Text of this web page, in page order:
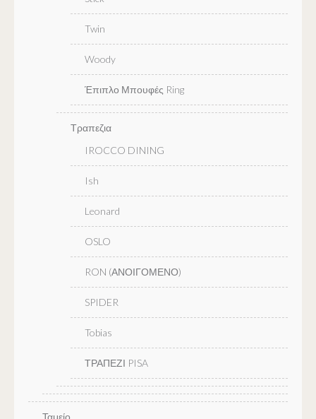
Twin
Woody
Έπιπλο Μπουφές Ring
Τραπεζια
IROCCO DINING
Ish
Leonard
OSLO
RON (ΑΝΟΙΓΟΜΕΝΟ)
SPIDER
Tobias
ΤΡΑΠΕΖΙ PISA